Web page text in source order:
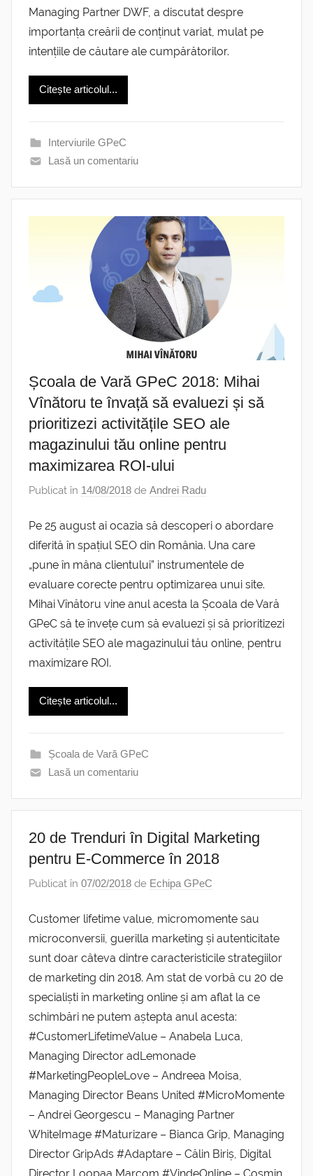
Managing Partner DWF, a discutat despre
importanța creării de conținut variat, mulat pe
intențiile de căutare ale cumpărătorilor.
Citește articolul...
Interviurile GPeC
Lasă un comentariu
Școala de Vară GPeC 2018: Mihai
Vînătoru te învață să evaluezi și să
prioritizezi activitățile SEO ale
magazinului tău online pentru
maximizarea ROI-ului
Publicat în 14/08/2018 de Andrei Radu
Pe 25 august ai ocazia să descoperi o abordare
diferită în spațiul SEO din România. Una care
„pune în mâna clientului” instrumentele de
evaluare corecte pentru optimizarea unui site.
Mihai Vînătoru vine anul acesta la Școala de Vară
GPeC să te învețe cum să evaluezi și să prioritizezi
activitățile SEO ale magazinului tău online, pentru
maximizare ROI.
Citește articolul...
Școala de Vară GPeC
Lasă un comentariu
20 de Trenduri în Digital Marketing
pentru E-Commerce în 2018
Publicat în 07/02/2018 de Echipa GPeC
Customer lifetime value, micromomente sau
microconversii, guerilla marketing și autenticitate
sunt doar câteva dintre caracteristicile strategiilor
de marketing din 2018. Am stat de vorbă cu 20 de
specialiști în marketing online și am aflat la ce
schimbări ne putem aștepta anul acesta:
#CustomerLifetimeValue – Anabela Luca,
Managing Director adLemonade
#MarketingPeopleLove – Andreea Moisa,
Managing Director Beans United #MicroMomente
– Andrei Georgescu – Managing Partner
WhiteImage #Maturizare – Bianca Grip, Managing
Director GripAds #Adaptare – Călin Biriș, Digital
Director Loopaa Marcom #VindeOnline – Cosmin